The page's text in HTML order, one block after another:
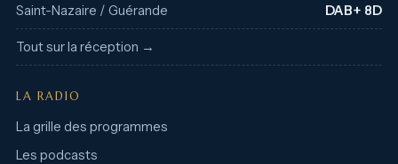
Saint-Nazaire / Guérande DAB+ 8D
Tout sur la réception →
LA RADIO
La grille des programmes
Les podcasts